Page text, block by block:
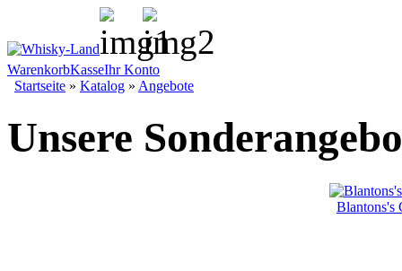
WarenkorbKasseIhr Konto
Startseite » Katalog » Angebote
Unsere
Blantons's